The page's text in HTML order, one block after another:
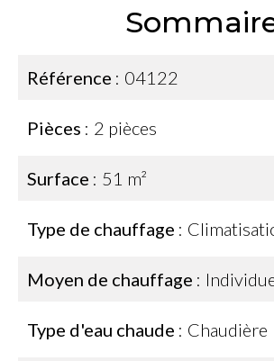
Référence 04122
Pièces 2 pièces
Surface 51 m²
Type de chauffage
Moyen de chauffage
Type d'eau chaude Chaudière